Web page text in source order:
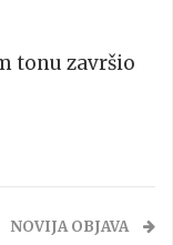
tonu završio
NOVIJA OBJAVA